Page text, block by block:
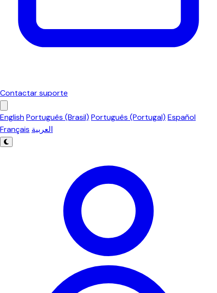
Contactar suporte
EnglishPortuguês (Brasil) Português (Portugal) Español
Français العربية